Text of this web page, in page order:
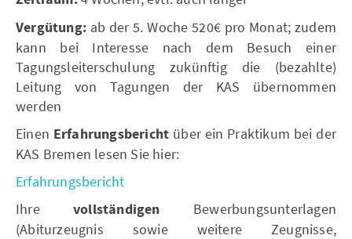
Vergütung: ab der 5. Woche 520€ pro Monat; zudem
kann bei Interesse nach dem Besuch einer
Tagungsleiterschulung zukünftig die (bezahlte)
Leitung von Tagungen der KAS übernommen
werden
Einen Erfahrungsbericht über ein Praktikum bei der
KAS Bremen lesen Sie hier:
Erfahrungsbericht
Ihrevollständigen Bewerbungsunterlagen
(Abiturzeugnis sowie weitere Zeugnisse,